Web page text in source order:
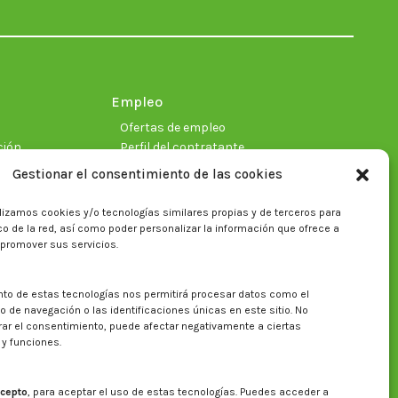
Gestionar el consentimiento de las cookies
cookies y/o tecnologías similares propias y de terceros para
de la red, así como poder personalizar la información que ofrece a
sus servicios.
de estas tecnologías nos permitirá procesar datos como el
de navegación o las identificaciones únicas en este sitio. No
el consentimiento, puede afectar negativamente a ciertas
funciones.
, para aceptar el uso de estas tecnologías. Puedes acceder a
new new new new new new
Empleo
Ofertas de empleo
Perfil del contratante
Buscar en la web del CITA
Buscar: